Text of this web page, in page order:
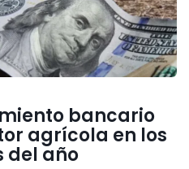
bancario
agrícola en los
del año